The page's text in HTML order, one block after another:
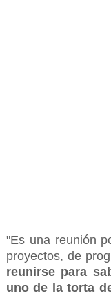
"Es una reunión
proyectos, de
reunirse para
uno de la torta